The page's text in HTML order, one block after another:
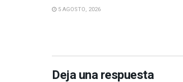
5 AGOSTO, 2026
Deja una respuesta